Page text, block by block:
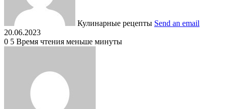
Кулинарные рецепты Send an email
20.06.2023
0 5 Время чтения меньше минуты